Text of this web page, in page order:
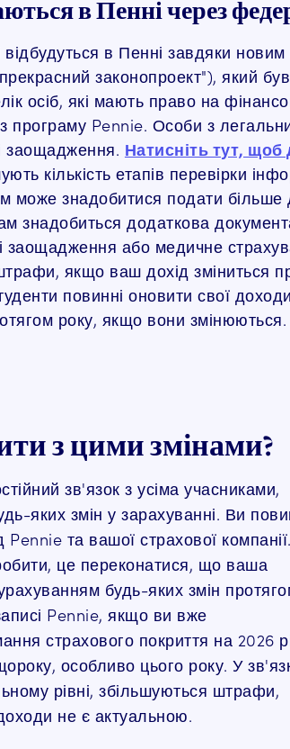
в Пенні через
відбудуться в Пенні завдяки
законопроект"), який
осіб, які мають право на
програму Pennie. Особи з
заощадження. Натисніть тут, щоб
кількість етапів перевірки
може знадобитися подати
знадобиться додаткова
заощадження або медичне
якщо ваш дохід зміниться
повинні оновити свої
року, якщо вони змінюються.
з цими змінами?
зв'язок з усіма учасниками,
яких змін у зарахуванні. Ви
та вашої страхової компанії.
це переконатися, що ваша
будь-яких змін
Pennie, якщо ви вже
страхового покриття на 2026
особливо цього року. У
рівні, збільшуються штрафи,
не є актуальною.